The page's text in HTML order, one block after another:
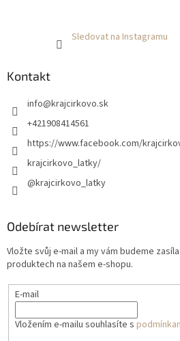
Sledovat na Instagramu
Kontakt
info@krajcirkovo.sk
+421908414561
https://www.facebook.com/
krajcirkovo_latky/
@krajcirkovo_latky
Odebírat newsletter
Vložte svůj e-mail a my vám budeme
produktech na našem e-shopu.
E-mail
Vložením e-mailu souhlasíte s